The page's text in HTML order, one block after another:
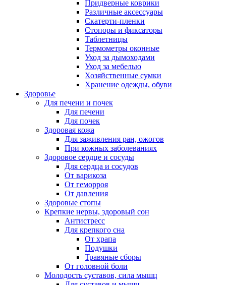
Придверные коврики
Различные аксессуары
Скатерти-пленки
Стопоры и фиксаторы
Таблетницы
Термометры оконные
Уход за дымоходами
Уход за мебелью
Хозяйственные сумки
Хранение одежды, обуви
Здоровье
Для печени и почек
Для печени
Для почек
Здоровая кожа
Для заживления ран, ожогов
При кожных заболеваниях
Здоровое сердце и сосуды
Для сердца и сосудов
От варикоза
От геморроя
От давления
Здоровые стопы
Крепкие нервы, здоровый сон
Антистресс
Для крепкого сна
От храпа
Подушки
Травяные сборы
От головной боли
Молодость суставов, сила мышц